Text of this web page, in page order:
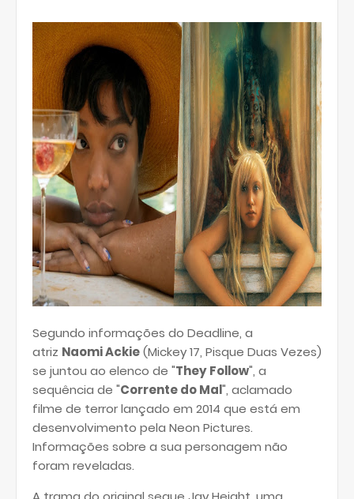
Segundo informações do Deadline, a
atriz Naomi Ackie(Mickey 17, Pisque Duas Vezes)
se juntou ao elenco de "They Follow", a
sequência de "Corrente do Mal", aclamado
filme de terror lançado em 2014 que está em
desenvolvimento pela Neon Pictures.
Informações sobre a sua personagem não
foram reveladas.